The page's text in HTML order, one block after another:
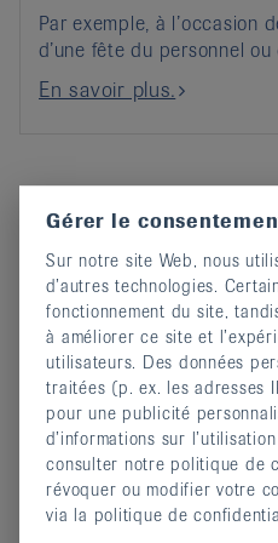
Par exemple, à l’occasion
d’une fête du personnel
En savoir plus.
Dons de
Gérer le
Sur notre site Web, nous
d’autres technologies.
fonctionnement du site,
à améliorer ce site et
utilisateurs. Des données
traitées (p. ex. les adresses
pour une publicité
d’informations sur
consulter notre politique de
révoquer ou modifier votre
via la politique de